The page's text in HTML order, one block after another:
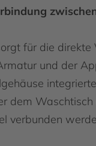
für die direkte
und der
dem
verbunden